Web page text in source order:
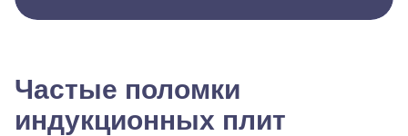
Частые поломки
индукционных плит